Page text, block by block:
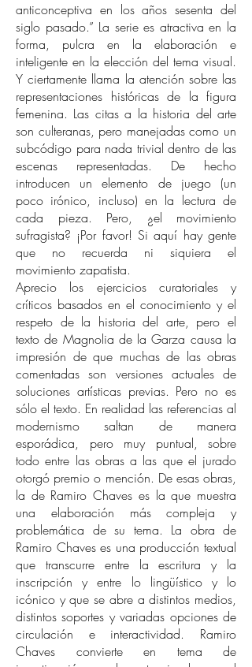
anticonceptiva en los años sesenta del
siglo pasado.” La serie es atractiva en la
forma, pulcra en la elaboración e
inteligente en la elección del tema visual.
Y ciertamente llama la atención sobre las
representaciones históricas de la figura
femenina. Las citas a la historia del arte
son culteranas, pero manejadas como un
subcódigo para nada trivial dentro de las
escenas representadas. De hecho
introducen un elemento de juego (un
poco irónico, incluso) en la lectura de
cada pieza. Pero, ¿el movimiento
sufragista? ¡Por favor! Si aquí hay gente
que no recuerda ni siquiera el
movimiento zapatista.
Aprecio los ejercicios curatoriales y
críticos basados en el conocimiento y el
respeto de la historia del arte, pero el
texto de Magnolia de la Garza causa la
impresión de que muchas de las obras
comentadas son versiones actuales de
soluciones artísticas previas. Pero no es
sólo el texto. En realidad las referencias al
modernismo saltan de manera
esporádica, pero muy puntual, sobre
todo entre las obras a las que el jurado
otorgó premio o mención. De esas obras,
la de Ramiro Chaves es la que muestra
una elaboración más compleja y
problemática de su tema. La obra de
Ramiro Chaves es una producción textual
que transcurre entre la escritura y la
inscripción y entre lo lingüístico y lo
icónico y que se abre a distintos medios,
distintos soportes y variadas opciones de
circulación e interactividad. Ramiro
Chaves convierte en tema de